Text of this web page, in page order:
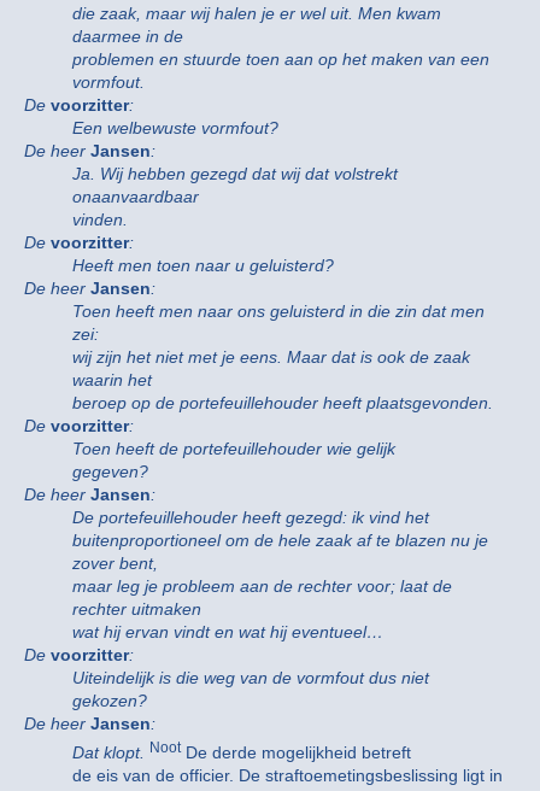
die zaak, maar wij halen je er wel uit. Men kwam
daarmee in de
problemen en stuurde toen aan op het maken van een
vormfout.
De voorzitter:
Een welbewuste vormfout?
De heer Jansen:
Ja. Wij hebben gezegd dat wij dat volstrekt
onaanvaardbaar
vinden.
De voorzitter:
Heeft men toen naar u geluisterd?
De heer Jansen:
Toen heeft men naar ons geluisterd in die zin dat men
zei:
wij zijn het niet met je eens. Maar dat is ook de zaak
waarin het
beroep op de portefeuillehouder heeft plaatsgevonden.
De voorzitter:
Toen heeft de portefeuillehouder wie gelijk
gegeven?
De heer Jansen:
De portefeuillehouder heeft gezegd: ik vind het
buitenproportioneel om de hele zaak af te blazen nu je
zover bent,
maar leg je probleem aan de rechter voor; laat de
rechter uitmaken
wat hij ervan vindt en wat hij eventueel…
De voorzitter:
Uiteindelijk is die weg van de vormfout dus niet
gekozen?
De heer Jansen:
Dat klopt.
NootDe derde mogelijkheid betreft
de eis van de officier. De straftoemetingsbeslissing ligt in